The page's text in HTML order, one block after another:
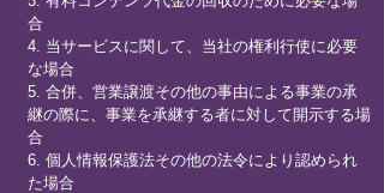
合
4. 当サービスに関して、当社の権利行使に必要
な場合
5. 合併、営業譲渡その他の事由による事業の承
継の際に、事業を承継する者に対して開示する場
合
6. 個人情報保護法その他の法令により認められ
た場合